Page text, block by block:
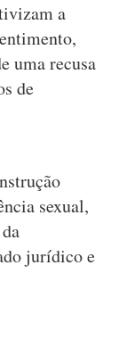
a
uma recusa
de
sexual,
jurídico e